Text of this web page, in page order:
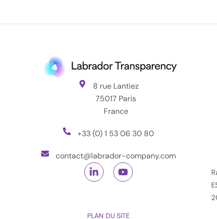
8 rue Lantiez
75017 Paris
France
+33 (0) 1 53 06 30 80
contact@labrador-company.com
PLAN DU SITE